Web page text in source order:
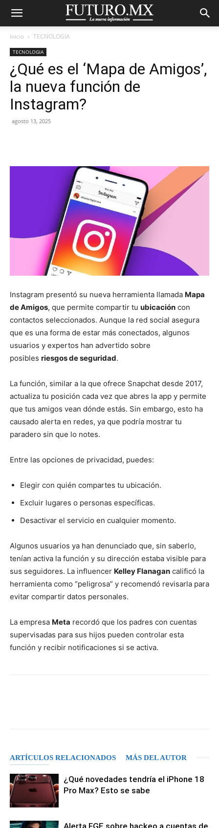
Inicio TECNOLOGIA
TECNOLOGIA
¿Qué es el ‘Mapa de Amigos’,
la nueva función de
Instagram?
agosto 13, 2025
Instagram presentó su nueva herramienta llamada Mapa
de Amigos, que permite compartir tu ubicación con
contactos seleccionados. Aunque la red social asegura
que es una forma de estar más conectados, algunos
usuarios y expertos han advertido sobre
posibles riesgos de seguridad.
La función, similar a la que ofrece Snapchat desde 2017,
actualiza tu posición cada vez que abres la app y permite
que tus amigos vean dónde estás. Sin embargo, esto ha
causado alerta en redes, ya que podría mostrar tu
paradero sin que lo notes.
Entre las opciones de privacidad, puedes:
Elegir con quién compartes tu ubicación.
Excluir lugares o personas específicas.
Desactivar el servicio en cualquier momento.
Algunos usuarios ya han denunciado que, sin saberlo,
tenían activa la función y su dirección estaba visible para
sus seguidores. La influencer Kelley Flanagan calificó la
herramienta como “peligrosa” y recomendó revisarla para
evitar compartir datos personales.
La empresa Meta recordó que los padres con cuentas
supervisadas para sus hijos pueden controlar esta
función y recibir notificaciones si se activa.
ARTÍCULOS RELACIONADOS MÁS DEL AUTOR
¿Qué novedades tendría el iPhone 18
Pro Max? Esto se sabe
Alerta FGE sobre hackeo a cuentas de